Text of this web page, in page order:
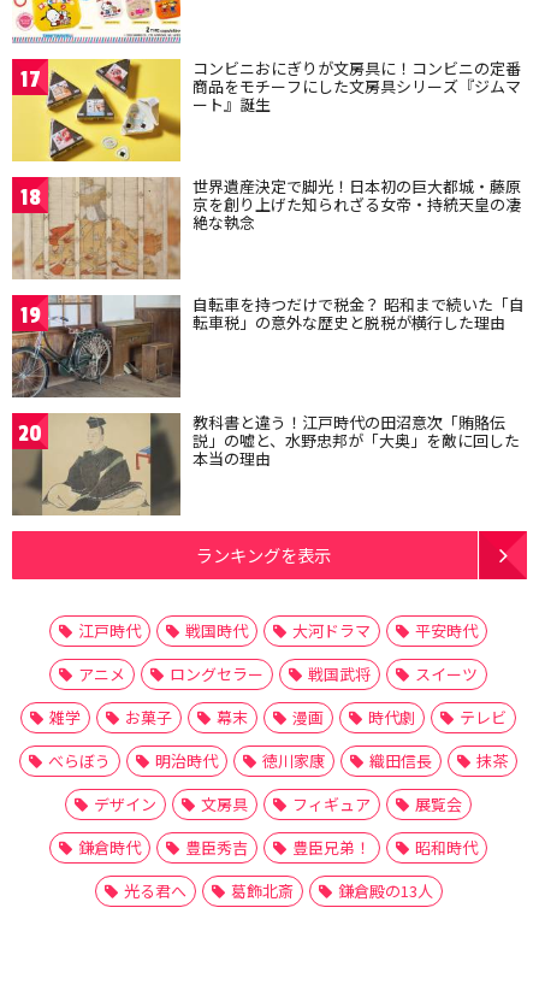
17 コンビニおにぎりが文房具に！コンビニの定番
商品をモチーフにした文房具シリーズ『ジムマ
ート』誕生
18 世界遺産決定で脚光！日本初の巨大都城・藤原
京を創り上げた知られざる女帝・持統天皇の凄
絶な執念
19 自転車を持つだけで税金？ 昭和まで続いた「自
転車税」の意外な歴史と脱税が横行した理由
20 教科書と違う！江戸時代の田沼意次「賄賂伝
説」の嘘と、水野忠邦が「大奥」を敵に回した
本当の理由
ランキングを表示
江戸時代 戦国時代 大河ドラマ
平安時代
アニメ
ロングセラー 戦国武将
スイーツ
雑学
お菓子 幕末 漫画 時代劇
テレビ
べらぼう
明治時代 徳川家康 織田信長
抹茶
デザイン
文房具 フィギュア
展覧会
鎌倉時代
豊臣秀吉 豊臣兄弟！
昭和時代
光る君へ
葛飾北斎 鎌倉殿の13人